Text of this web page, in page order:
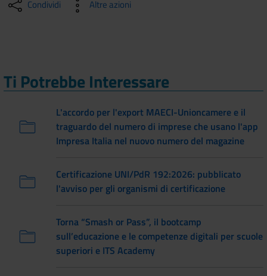
Condividi Altre azioni
Ti Potrebbe Interessare
L'accordo per l'export MAECI-Unioncamere e il
traguardo del numero di imprese che usano l'app
Impresa Italia nel nuovo numero del magazine
Certificazione UNI/PdR 192:2026: pubblicato
l'avviso per gli organismi di certificazione
Torna “Smash or Pass”, il bootcamp
sull’educazione e le competenze digitali per scuole
superiori e ITS Academy